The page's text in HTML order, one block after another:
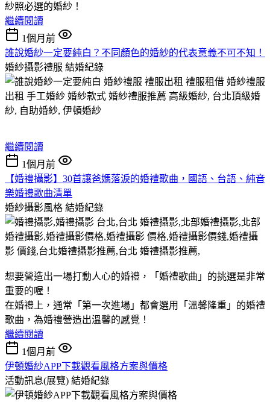
紗照必選的婚紗！
繼續閱讀
1個月前
誰說婚紗一定要純白？不同顏色的婚紗的代表意義不可不知！
婚紗攝影禮服 結婚紀錄
繼續閱讀
1個月前
【婚禮攝影】30首讓爸媽落淚的婚禮歌曲，國語、台語、純音
樂婚禮歌曲清單
婚紗攝影風格 結婚紀錄
想要營造出一場打動人心的婚禮，「婚禮歌曲」的挑選是非常
重要的喔！
在婚禮上，通常「第一次進場」都會選用「溫馨隆重」的婚禮
歌曲，為婚禮營造出溫馨的感覺！
繼續閱讀
1個月前
伊頓婚紗APP下載觀看風格方案與價格
活動訊息(展覽) 結婚紀錄